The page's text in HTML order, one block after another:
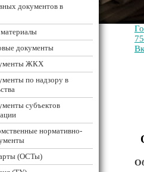
документов в
документы
ЖКХ
по надзору в
субъектов
нормативно-
(ОСТы)